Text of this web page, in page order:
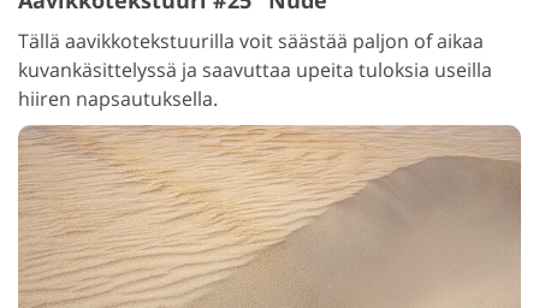
Tällä aavikkotekstuurilla voit säästää paljon of aikaa
kuvankäsittelyssä ja saavuttaa upeita tuloksia useilla
hiiren napsautuksella.